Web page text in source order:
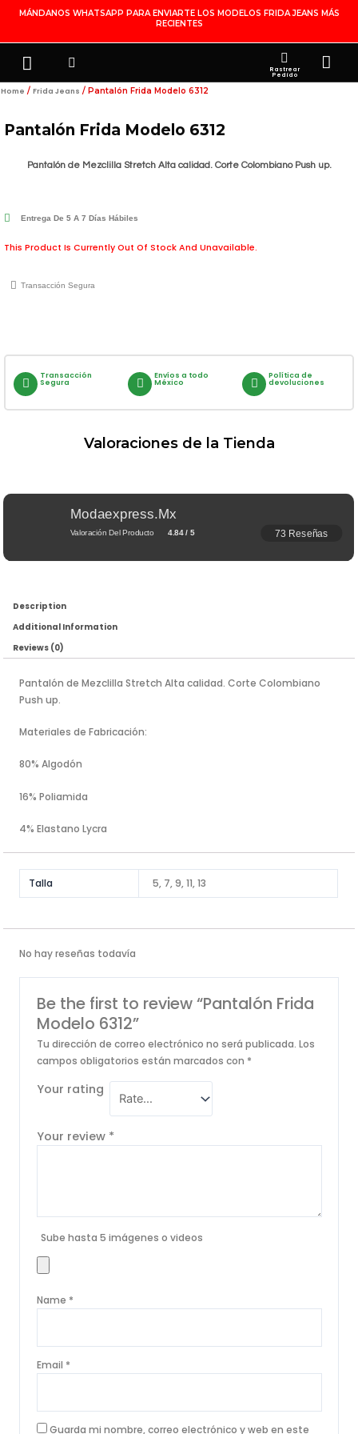
Contenido
MÁNDANOS WHATSAPP PARA ENVIARTE LOS MODELOS FRIDA JEANS MÁS
RECIENTES
MenuSearch Rastrear
Pedido
Home / Frida Jeans / Pantalón Frida Modelo 6312
Pantalón Frida Modelo 6312
Pantalón de Mezclilla Stretch Alta calidad. Corte Colombiano Push up.
Entrega De 5 A 7 Días Hábiles
This Product Is Currently Out Of Stock And Unavailable.
Transacción Segura
Transacción
Segura
Envíos a todo
México
Política de
devoluciones
Description
Additional Information
Reviews (0)
Pantalón de Mezclilla Stretch Alta calidad. Corte Colombiano
Push up.
Materiales de Fabricación:
80% Algodón
16% Poliamida
4% Elastano Lycra
Talla 5, 7, 9, 11, 13
No hay reseñas todavía
Be the first to review “Pantalón Frida
Modelo 6312”
Tu dirección de correo electrónico no será publicada. Los
campos obligatorios están marcados con *
Your rating
Your review *
Sube hasta 5 imágenes o videos
Name *
Email *
Guarda mi nombre, correo electrónico y web en este
Valoraciones de la Tienda
Modaexpress.mx
Valoración Del Producto 4.84 / 5 73 Reseñas